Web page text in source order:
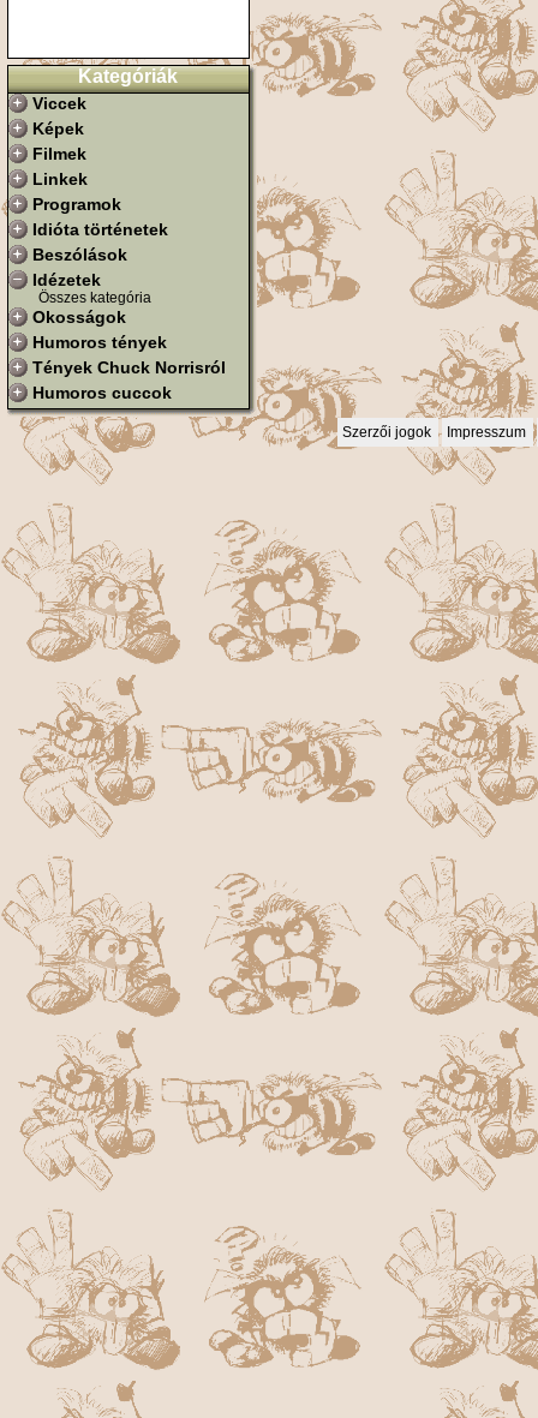
Kategóriák
Viccek
Képek
Filmek
Linkek
Programok
Idióta történetek
Beszólások
Idézetek
Összes kategória
Okosságok
Humoros tények
Tények Chuck Norrisról
Humoros cuccok
Szerzői jogok Impresszum